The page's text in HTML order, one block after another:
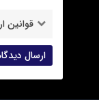
قوانین